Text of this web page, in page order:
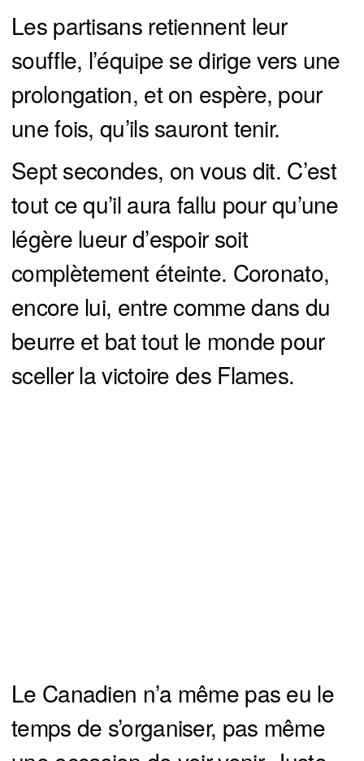
Les partisans retiennent leur
souffle, l’équipe se dirige vers une
prolongation, et on espère, pour
une fois, qu’ils sauront tenir.
Sept secondes, on vous dit. C’est
tout ce qu’il aura fallu pour qu’une
légère lueur d’espoir soit
complètement éteinte. Coronato,
encore lui, entre comme dans du
beurre et bat tout le monde pour
sceller la victoire des Flames.
Le Canadien n’a même pas eu le
temps de s’organiser, pas même